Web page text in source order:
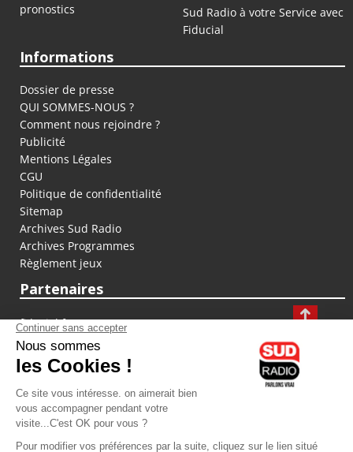
pronostics
Sud Radio à votre Service avec
Fiducial
Informations
Dossier de presse
QUI SOMMES-NOUS ?
Comment nous rejoindre ?
Publicité
Mentions Légales
CGU
Politique de confidentialité
Sitemap
Archives Sud Radio
Archives Programmes
Règlement jeux
Partenaires
fiducial.fr
lyoncapitale.fr
olympique-et-lyonnais.com
L'application Iphone / Android
Téléchargez l'application